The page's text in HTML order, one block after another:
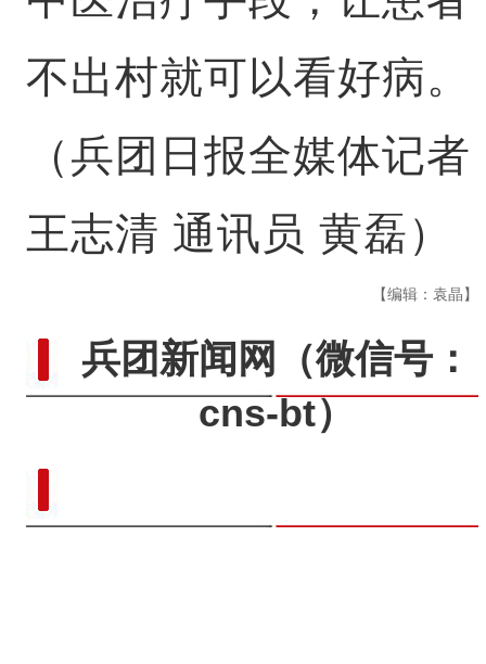
不出村就可以看好病。
（兵团日报全媒体记者
王志清 通讯员 黄磊）
【编辑：袁晶】
兵团新闻网
（微信号：
cns-bt）